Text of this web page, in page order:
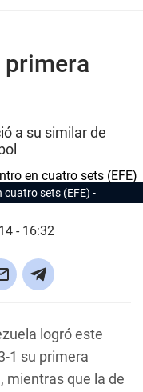
primera
a su similar de
cuatro sets (EFE)
- 16:32
logró este
1 su primera
mientras que la de